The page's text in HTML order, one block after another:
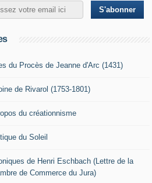
du Procès de Jeanne d'Arc (1431)
de Rivarol (1753-1801)
du créationnisme
du Soleil
de Henri Eschbach (Lettre de la
de Commerce du Jura)